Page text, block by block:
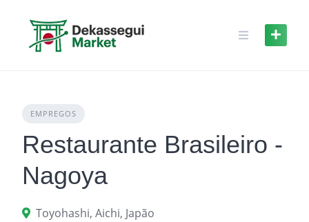
content
EMPREGOS
Restaurante Brasileiro -
Nagoya
Toyohashi, Aichi, Japão